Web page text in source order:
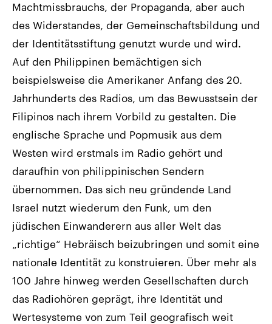
Machtmissbrauchs, der Propaganda, aber auch
des Widerstandes, der Gemeinschaftsbildung und
der Identitätsstiftung genutzt wurde und wird.
Auf den Philippinen bemächtigen sich
beispielsweise die Amerikaner Anfang des 20.
Jahrhunderts des Radios, um das Bewusstsein der
Filipinos nach ihrem Vorbild zu gestalten. Die
englische Sprache und Popmusik aus dem
Westen wird erstmals im Radio gehört und
daraufhin von philippinischen Sendern
übernommen. Das sich neu gründende Land
Israel nutzt wiederum den Funk, um den
jüdischen Einwanderern aus aller Welt das
„richtige“ Hebräisch beizubringen und somit eine
nationale Identität zu konstruieren. Über mehr als
100 Jahre hinweg werden Gesellschaften durch
das Radiohören geprägt, ihre Identität und
Wertesysteme von zum Teil geografisch weit